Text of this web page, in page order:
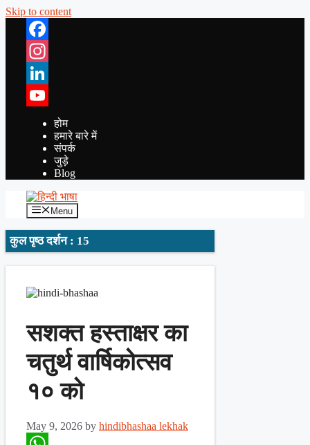
Skip to content
Facebook
Instagram
LinkedIn
YouTube
होम
हमारे बारे में
संपर्क
जुड़े
Blog
Menu
कुल पृष्ठ दर्शन : 15
सशक्त हस्ताक्षर का
चतुर्थ वार्षिकोत्सव
१० को
May 9, 2026 by hindibhashaa lekhak